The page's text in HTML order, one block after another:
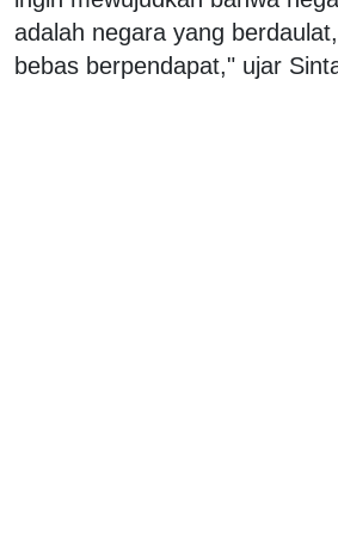
adalah negara yang
bebas berpendapat," ujar